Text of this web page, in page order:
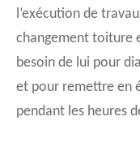
l’exécution de
changement toiture
besoin de lui pour
et pour remettre en
pendant les heures